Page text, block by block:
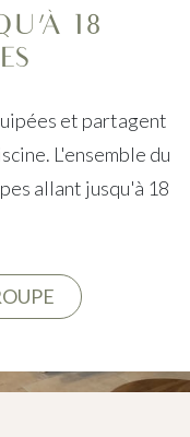
18
et partagent
L'ensemble du
allant jusqu'à 18